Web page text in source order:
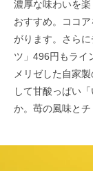
濃厚な味わいを
おすすめ。ココ
がります。さら
ツ」496円もライ
メリゼした自家
して甘酸っぱい
か。苺の風味とチ